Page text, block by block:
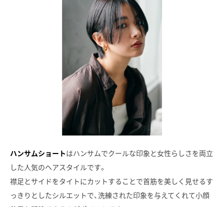
ハンサムショート はハンサムでクールな印象と女性らしさを両立
した人気のヘアスタイルです。
襟足とサイドをタイトにカットすることで首筋を美しく見せるす
っきりとしたシルエットで、洗練された印象を与えてくれて小顔